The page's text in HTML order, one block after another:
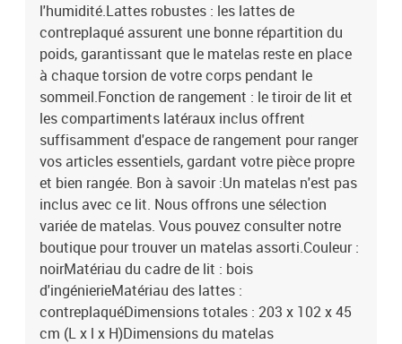
l'humidité.Lattes robustes : les lattes de
contreplaqué assurent une bonne répartition du
poids, garantissant que le matelas reste en place
à chaque torsion de votre corps pendant le
sommeil.Fonction de rangement : le tiroir de lit et
les compartiments latéraux inclus offrent
suffisamment d'espace de rangement pour ranger
vos articles essentiels, gardant votre pièce propre
et bien rangée. Bon à savoir :Un matelas n'est pas
inclus avec ce lit. Nous offrons une sélection
variée de matelas. Vous pouvez consulter notre
boutique pour trouver un matelas assorti.Couleur :
noirMatériau du cadre de lit : bois
d'ingénierieMatériau des lattes :
contreplaquéDimensions totales : 203 x 102 x 45
cm (L x l x H)Dimensions du matelas